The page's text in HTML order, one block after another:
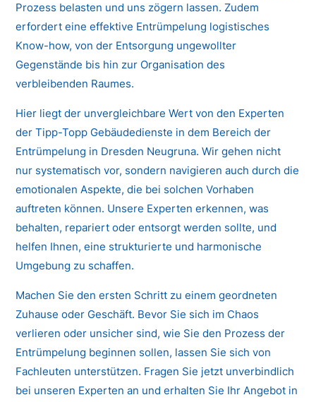
Prozess belasten und uns zögern lassen. Zudem
erfordert eine effektive Entrümpelung logistisches
Know-how, von der Entsorgung ungewollter
Gegenstände bis hin zur Organisation des
verbleibenden Raumes.
Hier liegt der unvergleichbare Wert von den Experten
der Tipp-Topp Gebäudedienste in dem Bereich der
Entrümpelung in Dresden Neugruna. Wir gehen nicht
nur systematisch vor, sondern navigieren auch durch die
emotionalen Aspekte, die bei solchen Vorhaben
auftreten können. Unsere Experten erkennen, was
behalten, repariert oder entsorgt werden sollte, und
helfen Ihnen, eine strukturierte und harmonische
Umgebung zu schaffen.
Machen Sie den ersten Schritt zu einem geordneten
Zuhause oder Geschäft. Bevor Sie sich im Chaos
verlieren oder unsicher sind, wie Sie den Prozess der
Entrümpelung beginnen sollen, lassen Sie sich von
Fachleuten unterstützen. Fragen Sie jetzt unverbindlich
bei unseren Experten an und erhalten Sie Ihr Angebot in